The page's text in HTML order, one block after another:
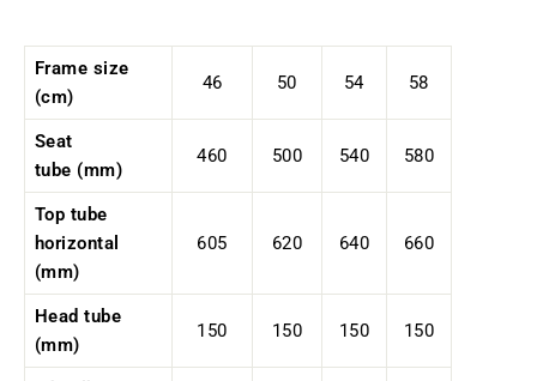
Frame size
(cm)
46 50 54 58
Seat
tube (mm)
460 500 540 580
Top tube
horizontal
(mm)
605 620 640 660
Head tube
(mm)
150 150 150 150